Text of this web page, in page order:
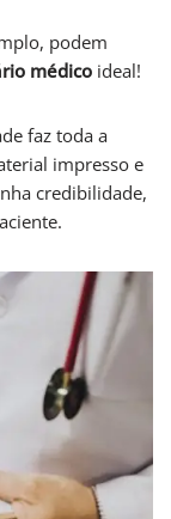
podem
médico ideal!
faz toda a
impresso e
credibilidade,